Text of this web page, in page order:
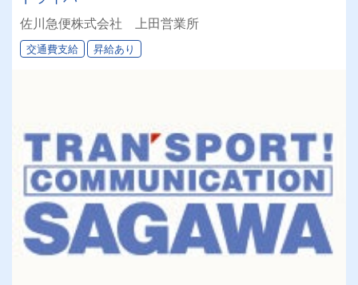
佐川急便株式会社 上田営業所
交通費支給 昇給あり